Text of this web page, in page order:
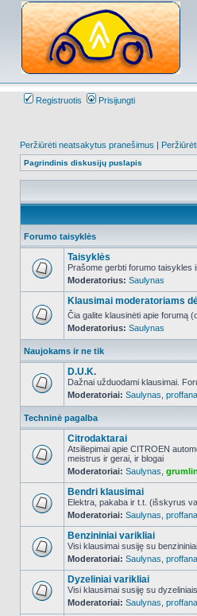
Registruotis Prisijungti
Peržiūrėti neatsakytus pranešimus |
Pagrindinis diskusijų puslapis
Forumo taisyklės
NO_UNREAD_POSTS
Taisyklės
Prašome gerbti forumo taisykles
Moderatorius: Saulynas
NO_UNREAD_POSTS
Klausimai moderatoriams
Čia galite klausinėti apie forumą
Moderatorius: Saulynas
Naujokams ir ne tik
NO_UNREAD_POSTS
D.U.K.
Dažnai užduodami klausimai.
Moderatoriai: Saulynas
Techninė pagalba
NO_UNREAD_POSTS
Citrodaktarai
Atsiliepimai apie CITROEN
meistrus ir gerai, ir blogai
Moderatoriai: Saulynas
NO_UNREAD_POSTS
Bendri klausimai
Elektra, pakaba ir t.t. (išskyrus
Moderatoriai: Saulynas
NO_UNREAD_POSTS
Benzininiai varikliai
Visi klausimai susiję su
Moderatoriai: Saulynas
NO_UNREAD_POSTS
Dyzeliniai varikliai
Visi klausimai susiję su
Moderatoriai: Saulynas